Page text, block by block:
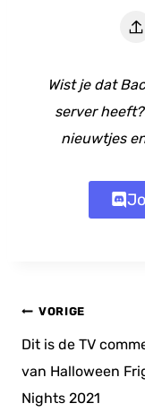
Wist je dat
server
nieuwtjes
Bericht
navigatie
VORIGE
Dit is de TV
van Halloween
Nights 2021